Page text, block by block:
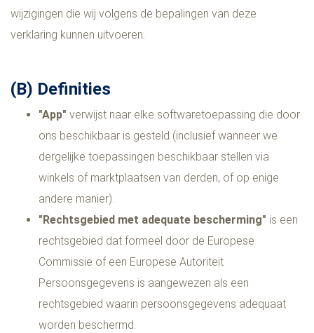
wijzigingen die wij volgens de bepalingen van deze
verklaring kunnen uitvoeren.
(B) Definities
"App" verwijst naar elke softwaretoepassing die door
ons beschikbaar is gesteld (inclusief wanneer we
dergelijke toepassingen beschikbaar stellen via
winkels of marktplaatsen van derden, of op enige
andere manier).
"Rechtsgebied met adequate bescherming" is een
rechtsgebied dat formeel door de Europese
Commissie of een Europese Autoriteit
Persoonsgegevens is aangewezen als een
rechtsgebied waarin persoonsgegevens adequaat
worden beschermd.